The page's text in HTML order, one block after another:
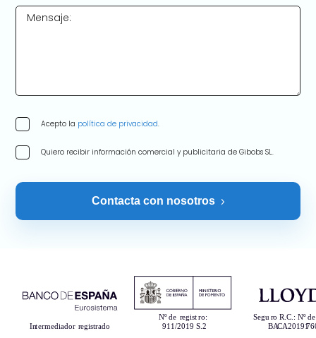
Mensaje:
Acepto la política de privacidad.
Quiero recibir información comercial y publicitaria de Gibobs SL.
Contacta con nosotros